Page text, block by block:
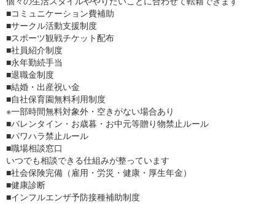
■コミュニケーション費補助
■サークル活動支援制度
■スポーツ観戦チケット配布
■社員紹介制度
■永年勤続手当
■退職金制度
■結婚・出産祝い金
■自社保育園無料利用制度
※一部時間無料対象外・空きがない場合あり
■バレンタイン・お歳暮・お中元等贈り物禁止ルール
■パワハラ禁止ルール
■職場相談窓口
いつでも相談できる仕組みが整っています
■社会保険完備（雇用・労災・健康・厚生年金）
■健康診断
■インフルエンザ予防接種補助制度